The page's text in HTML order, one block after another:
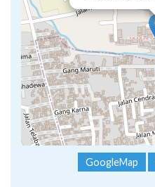
GoogleMap